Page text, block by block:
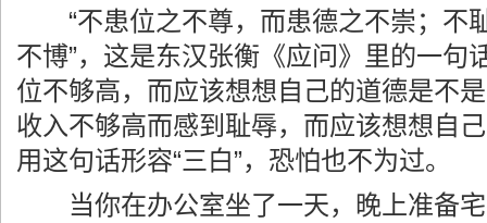
“不患位之不尊，而患德之不崇；不
不博”，这是东汉张衡《应问》里的一句
位不够高，而应该想想自己的道德是不
收入不够高而感到耻辱，而应该想想自
用这句话形容“三白”，恐怕也不为过。
当你在办公室坐了一天，晚上准备宅